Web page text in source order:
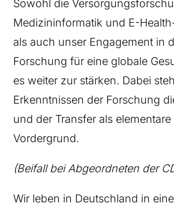
Sowohl die
Medizininformatik und E-
als auch unser Engagement in
Forschung für eine globale
es weiter zur stärken. Dabei
Erkenntnissen der Forschung
und der Transfer als
Vordergrund.
(Beifall bei Abgeordneten der
Wir leben in Deutschland in